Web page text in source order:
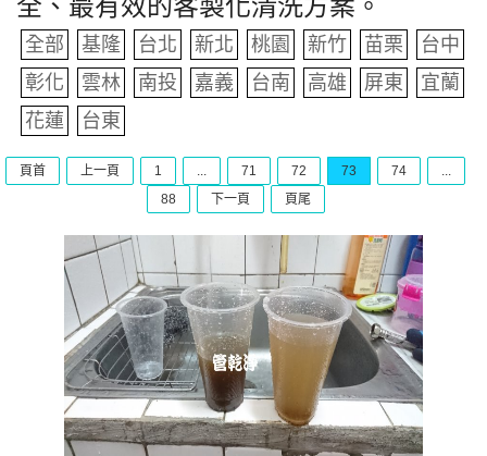
全、最有效的客製化清洗方案。
全部 基隆 台北 新北 桃園 新竹 苗栗
台中
彰化
雲林 南投 嘉義 台南 高雄 屏東
宜蘭
花蓮
台東
頁首 上一頁 1 ... 71 72 73 74
...
88
下一頁 頁尾